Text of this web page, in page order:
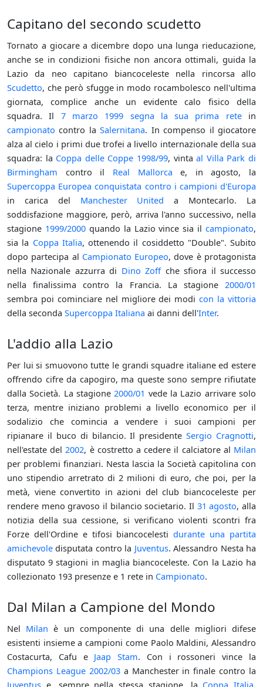
Capitano del secondo scudetto
Tornato a giocare a dicembre dopo una lunga rieducazione,
anche se in condizioni fisiche non ancora ottimali, guida la
Lazio da neo capitano biancoceleste nella rincorsa allo
Scudetto, che però sfugge in modo rocambolesco nell'ultima
giornata, complice anche un evidente calo fisico della
squadra. Il 7 marzo 1999 segna la sua prima retein
campionato contro laSalernitana. In compenso il giocatore
alza al cielo i primi due trofei a livello internazionale della sua
squadra: la Coppa delle Coppe 1998/99, vintaal Villa Park di
Birmingham contro il Real Mallorca e, in agosto, la
Supercoppa Europea conquistata contro i campioni d'Europa
in carica del Manchester United a Montecarlo. La
soddisfazione maggiore, però, arriva l'anno successivo, nella
stagione 1999/2000quando la Lazio vince sia il campionato,
sia la Coppa Italia, ottenendo il cosiddetto "Double". Subito
dopo partecipa al Campionato Europeo, dove è protagonista
nella Nazionale azzurra di Dino Zoffche sfiora il successo
nella finalissima contro la Francia. La stagione 2000/01
sembra poi cominciare nel migliore dei modicon la vittoria
della seconda Supercoppa Italiana ai danni dell'Inter.
L'addio alla Lazio
Per lui si smuovono tutte le grandi squadre italiane ed estere
offrendo cifre da capogiro, ma queste sono sempre rifiutate
dalla Società. La stagione2000/01 vede la Lazio arrivare solo
terza, mentre iniziano problemi a livello economico per il
sodalizio che comincia a vendere i suoi campioni per
ripianare il buco di bilancio. Il presidenteSergio Cragnotti,
nell'estate del2002, è costretto a cedere il calciatore al Milan
per problemi finanziari. Nesta lascia la Società capitolina con
uno stipendio arretrato di 2 milioni di euro, che poi, per la
metà, viene convertito in azioni del club biancoceleste per
rendere meno gravoso il bilancio societario. Il 31 agosto, alla
notizia della sua cessione, si verificano violenti scontri fra
Forze dell'Ordine e tifosi biancocelestidurante una partita
amichevole disputata contro la Juventus. Alessandro Nesta ha
disputato 9 stagioni in maglia biancoceleste. Con la Lazio ha
collezionato 193 presenze e 1 rete in Campionato.
Dal Milan a Campione del Mondo
Nel Milan è un componente di una delle migliori difese
esistenti insieme a campioni come Paolo Maldini, Alessandro
Costacurta, Cafu e Jaap Stam. Con i rossoneri vince la
Champions League 2002/03a Manchester in finale contro la